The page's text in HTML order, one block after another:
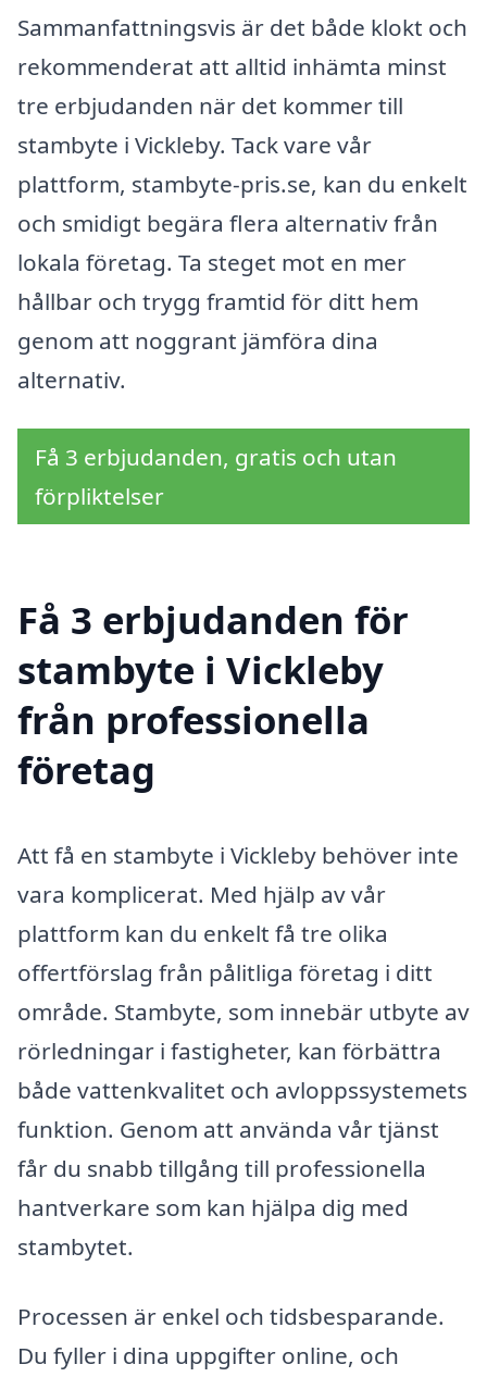
Sammanfattningsvis är det både klokt och
rekommenderat att alltid inhämta minst
tre erbjudanden när det kommer till
stambyte i Vickleby. Tack vare vår
plattform, stambyte-pris.se, kan du enkelt
och smidigt begära flera alternativ från
lokala företag. Ta steget mot en mer
hållbar och trygg framtid för ditt hem
genom att noggrant jämföra dina
alternativ.
Få 3 erbjudanden, gratis och utan
förpliktelser
Få 3 erbjudanden för
stambyte i Vickleby
från professionella
företag
Att få en stambyte i Vickleby behöver inte
vara komplicerat. Med hjälp av vår
plattform kan du enkelt få tre olika
offertförslag från pålitliga företag i ditt
område. Stambyte, som innebär utbyte av
rörledningar i fastigheter, kan förbättra
både vattenkvalitet och avloppssystemets
funktion. Genom att använda vår tjänst
får du snabb tillgång till professionella
hantverkare som kan hjälpa dig med
stambytet.
Processen är enkel och tidsbesparande.
Du fyller i dina uppgifter online, och